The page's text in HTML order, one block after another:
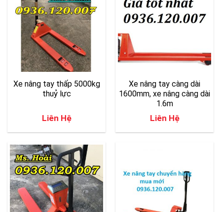
Xe nâng tay thấp 5000kg
thuỷ lực
Liên Hệ
Xe nâng tay càng dài
1600mm, xe nâng càng dài
1.6m
Liên Hệ